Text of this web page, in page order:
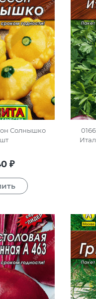
Солнышко
₽